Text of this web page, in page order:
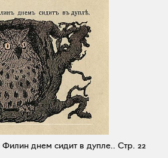
днем сидит в дупле.. Стр. 22